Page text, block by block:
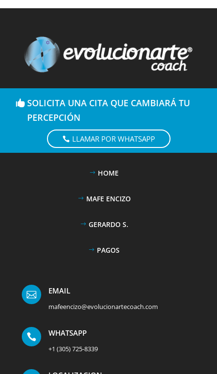
SOLICITA UNA CITA QUE CAMBIARÁ TU
PERCEPCIÓN
LLAMAR POR WHATSAPP
HOME
MAFE ENCIZO
GERARDO S.
PAGOS
 EMAIL
mafeencizo@evolucionartecoach.com
 WHATSAPP
+1 (305) 725-8339